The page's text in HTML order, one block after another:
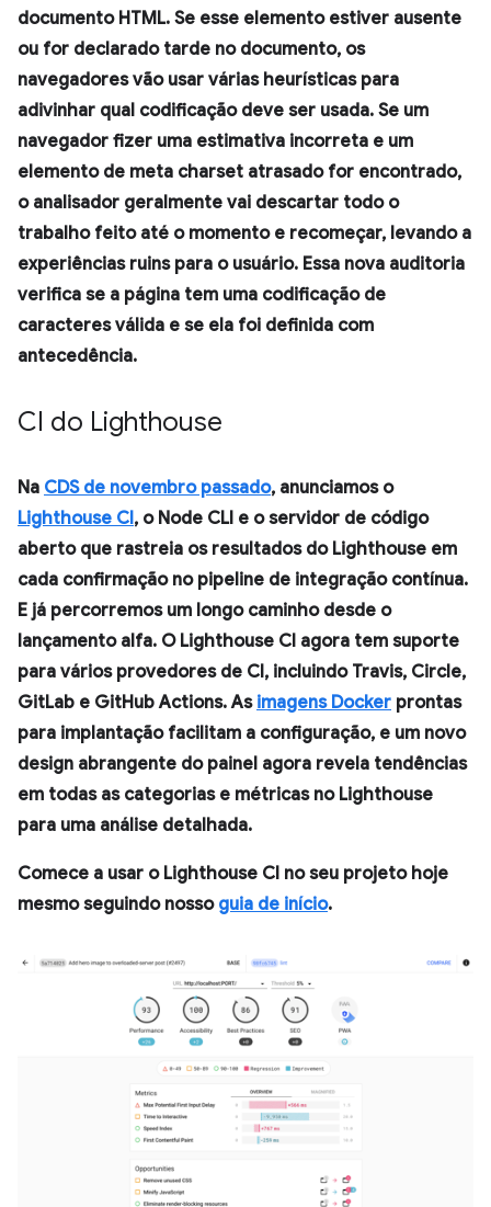
documento HTML. Se esse elemento estiver ausente
ou for declarado tarde no documento, os
navegadores vão usar várias heurísticas para
adivinhar qual codificação deve ser usada. Se um
navegador fizer uma estimativa incorreta e um
elemento de meta charset atrasado for encontrado,
o analisador geralmente vai descartar todo o
trabalho feito até o momento e recomeçar, levando a
experiências ruins para o usuário. Essa nova auditoria
verifica se a página tem uma codificação de
caracteres válida e se ela foi definida com
antecedência.
CI do Lighthouse
Na CDS de novembro passado, anunciamos o
Lighthouse CI, o Node CLI e o servidor de código
aberto que rastreia os resultados do Lighthouse em
cada confirmação no pipeline de integração contínua.
E já percorremos um longo caminho desde o
lançamento alfa. O Lighthouse CI agora tem suporte
para vários provedores de CI, incluindo Travis, Circle,
GitLab e GitHub Actions. As imagens Docker prontas
para implantação facilitam a configuração, e um novo
design abrangente do painel agora revela tendências
em todas as categorias e métricas no Lighthouse
para uma análise detalhada.
Comece a usar o Lighthouse CI no seu projeto hoje
mesmo seguindo nosso guia de início.